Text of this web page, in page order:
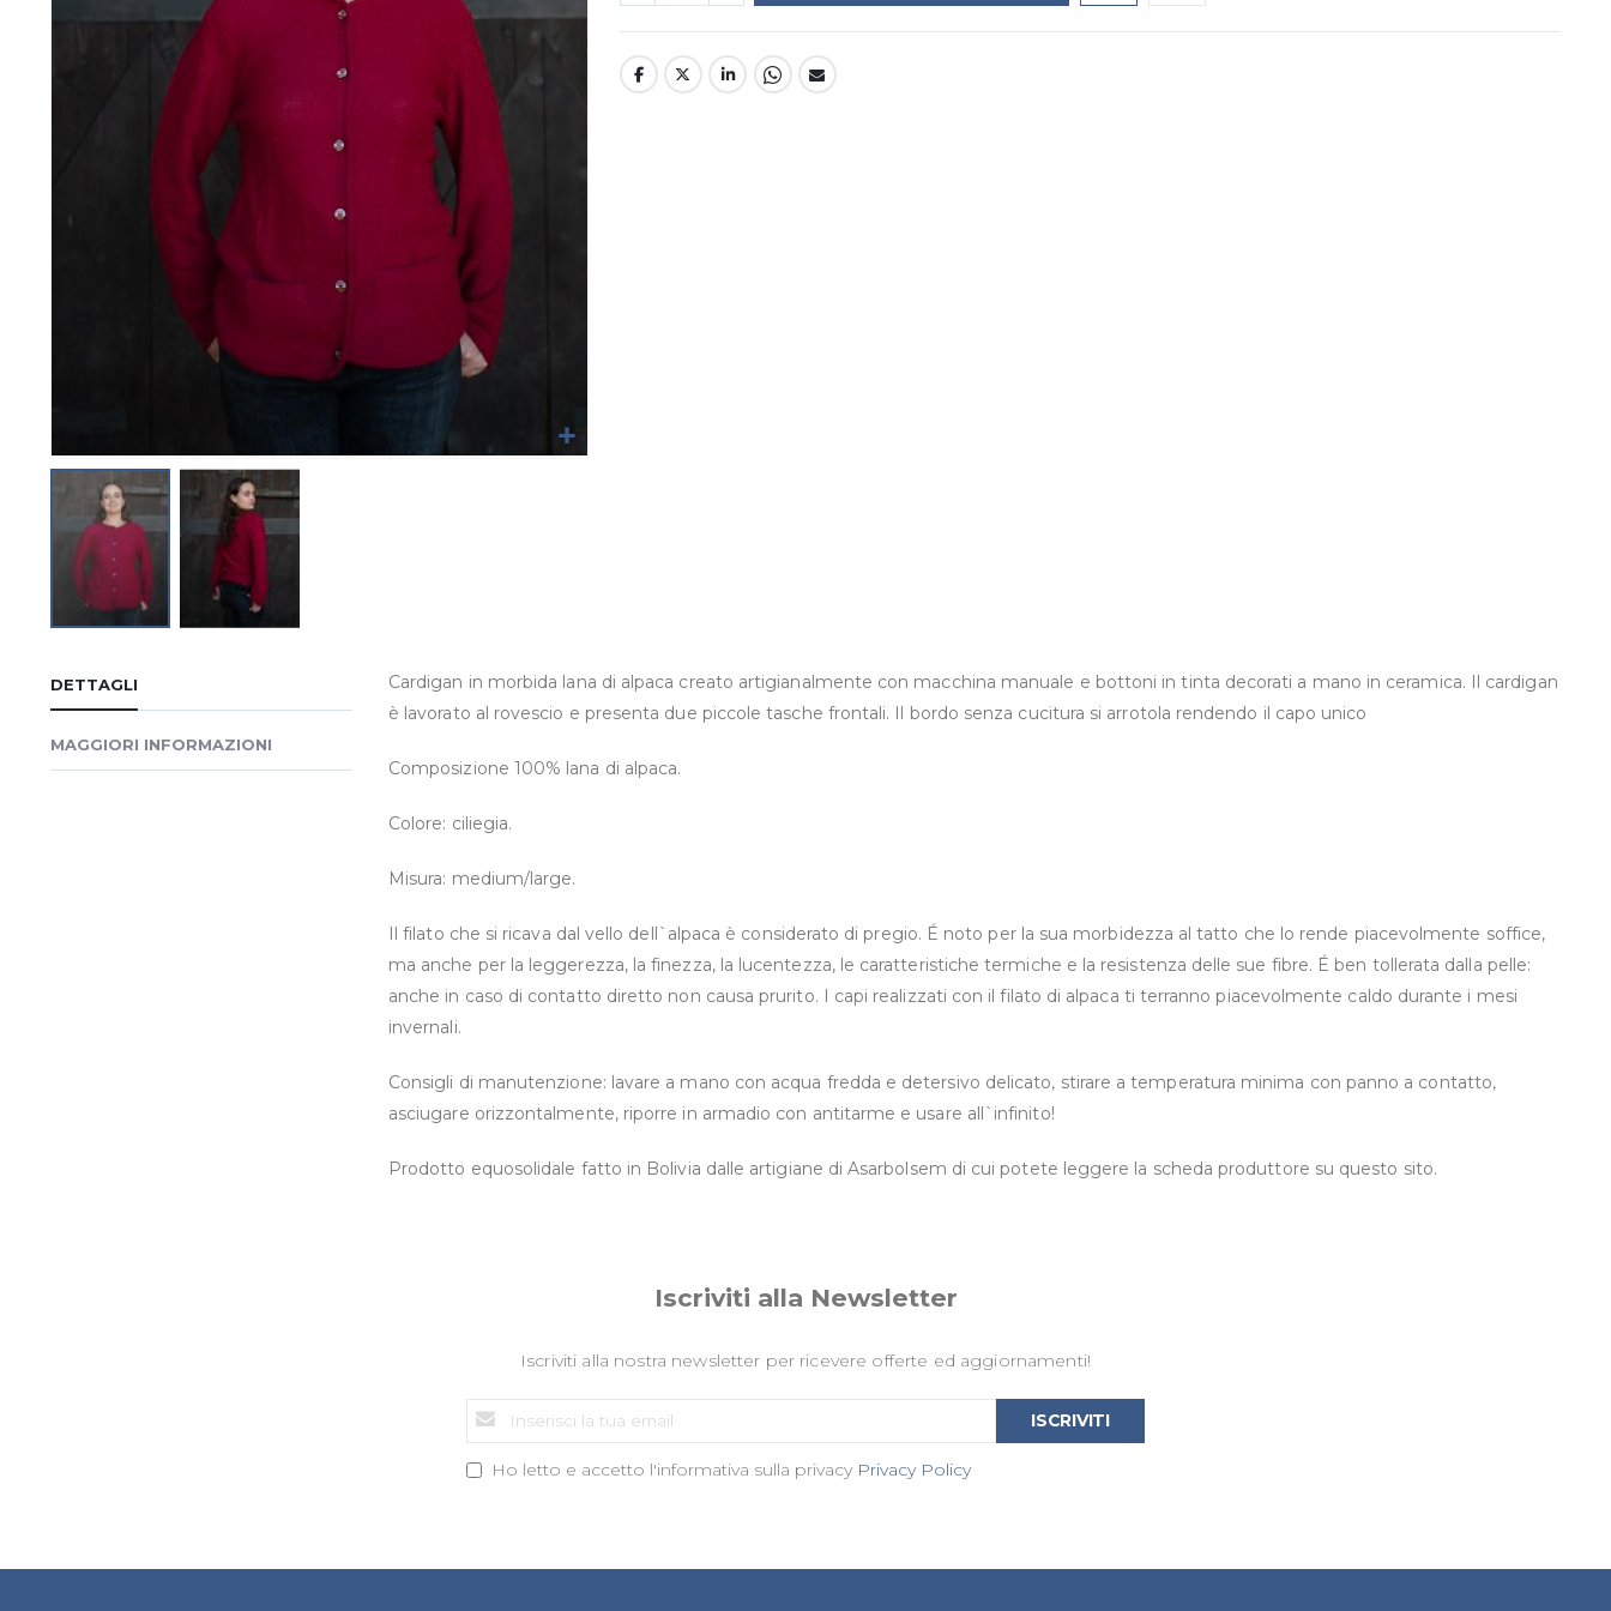
di
DETTAGLI
Cardigan in morbida lana di alpaca creato artigianalmente con macchina manuale e bottoni in tinta decorati a mano in ceramica. Il cardigan
è lavorato al rovescio e presenta due piccole tasche frontali. Il bordo senza cucitura si arrotola rendendo il capo unico
Composizione 100% lana di alpaca.
Colore: ciliegia.
Misura: medium/large.
Il filato che si ricava dal vello dell`alpaca è considerato di pregio. É noto per la sua morbidezza al tatto che lo rende piacevolmente soffice,
ma anche per la leggerezza, la finezza, la lucentezza, le caratteristiche termiche e la resistenza delle sue fibre. É ben tollerata dalla pelle:
anche in caso di contatto diretto non causa prurito. I capi realizzati con il filato di alpaca ti terranno piacevolmente caldo durante i mesi
invernali.
Consigli di manutenzione: lavare a mano con acqua fredda e detersivo delicato, stirare a temperatura minima con panno a contatto,
asciugare orizzontalmente, riporre in armadio con antitarme e usare all`infinito!
Prodotto equosolidale fatto in Bolivia dalle artigiane di Asarbolsem di cui potete leggere la scheda produttore su questo sito.
MAGGIORI INFORMAZIONI
Iscriviti alla Newsletter
Iscriviti alla nostra newsletter per ricevere offerte ed aggiornamenti!
nostra
Ho letto e accetto l'informativa sulla privacy Privacy Policy
ISCRIVITI